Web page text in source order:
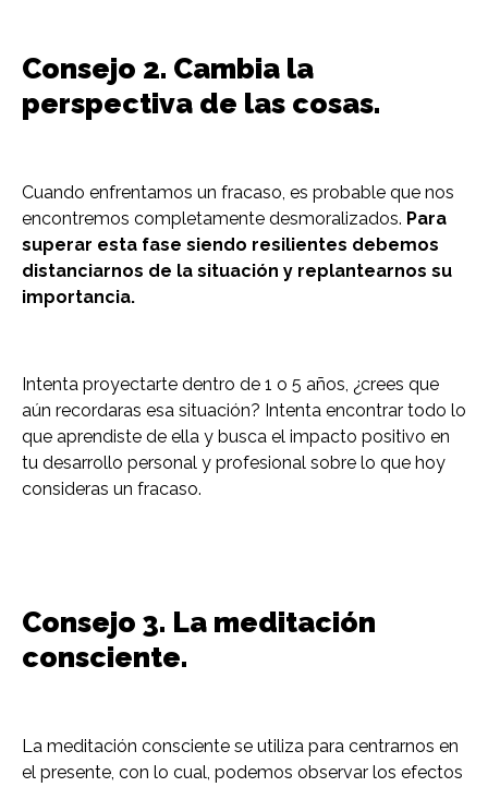
Consejo 2. Cambia la
perspectiva de las cosas.
Cuando enfrentamos un fracaso, es probable que nos
encontremos completamente desmoralizados. Para
superar esta fase siendo resilientes debemos
distanciarnos de la situación y replantearnos su
importancia.
Intenta proyectarte dentro de 1 o 5 años, ¿crees que
aún recordaras esa situación? Intenta encontrar todo lo
que aprendiste de ella y busca el impacto positivo en
tu desarrollo personal y profesional sobre lo que hoy
consideras un fracaso.
Consejo 3. La meditación
consciente.
La meditación consciente se utiliza para centrarnos en
el presente, con lo cual, podemos observar los efectos